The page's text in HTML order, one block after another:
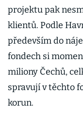
projektu pak
klientů. Podle
především do
fondech si
miliony Čechů,
spravují v těchto
korun.